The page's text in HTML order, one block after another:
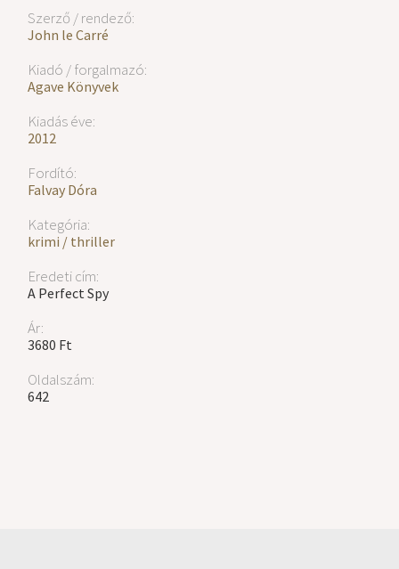
Szerző / rendező:
John le Carré
Kiadó / forgalmazó:
Agave Könyvek
Kiadás éve:
2012
Fordító:
Falvay Dóra
Kategória:
krimi / thriller
Eredeti cím:
A Perfect Spy
Ár:
3680 Ft
Oldalszám:
642